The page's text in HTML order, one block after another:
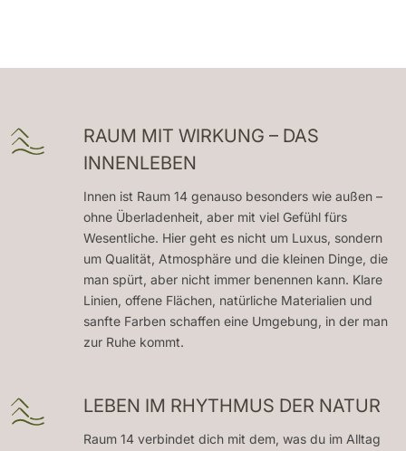
RAUM MIT WIRKUNG – DAS
INNENLEBEN
Innen ist Raum 14 genauso besonders wie außen –
ohne Überladenheit, aber mit viel Gefühl fürs
Wesentliche. Hier geht es nicht um Luxus, sondern
um Qualität, Atmosphäre und die kleinen Dinge, die
man spürt, aber nicht immer benennen kann. Klare
Linien, offene Flächen, natürliche Materialien und
sanfte Farben schaffen eine Umgebung, in der man
zur Ruhe kommt.
LEBEN IM RHYTHMUS DER NATUR
Raum 14 verbindet dich mit dem, was du im Alltag